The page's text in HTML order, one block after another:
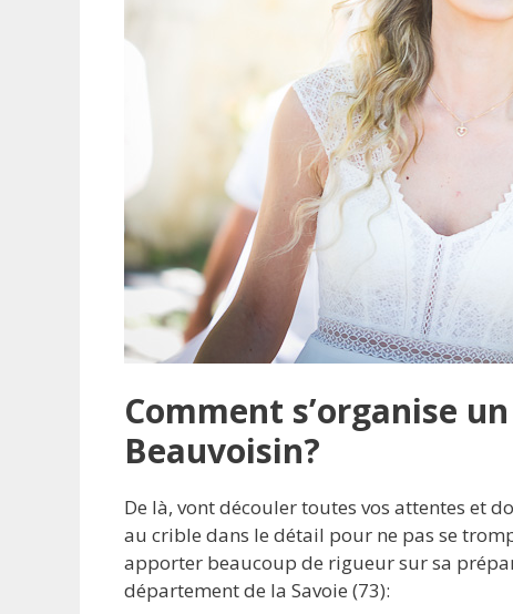
Comment s’organise
Beauvoisin?
De là, vont découler toutes vos attentes et
au crible dans le détail pour ne pas se
apporter beaucoup de rigueur sur sa
département de la Savoie (73):